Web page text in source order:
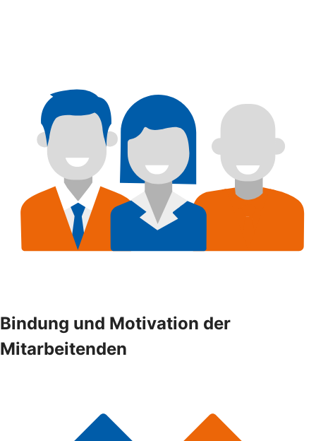
Bindung und Motivation der
Mitarbeitenden